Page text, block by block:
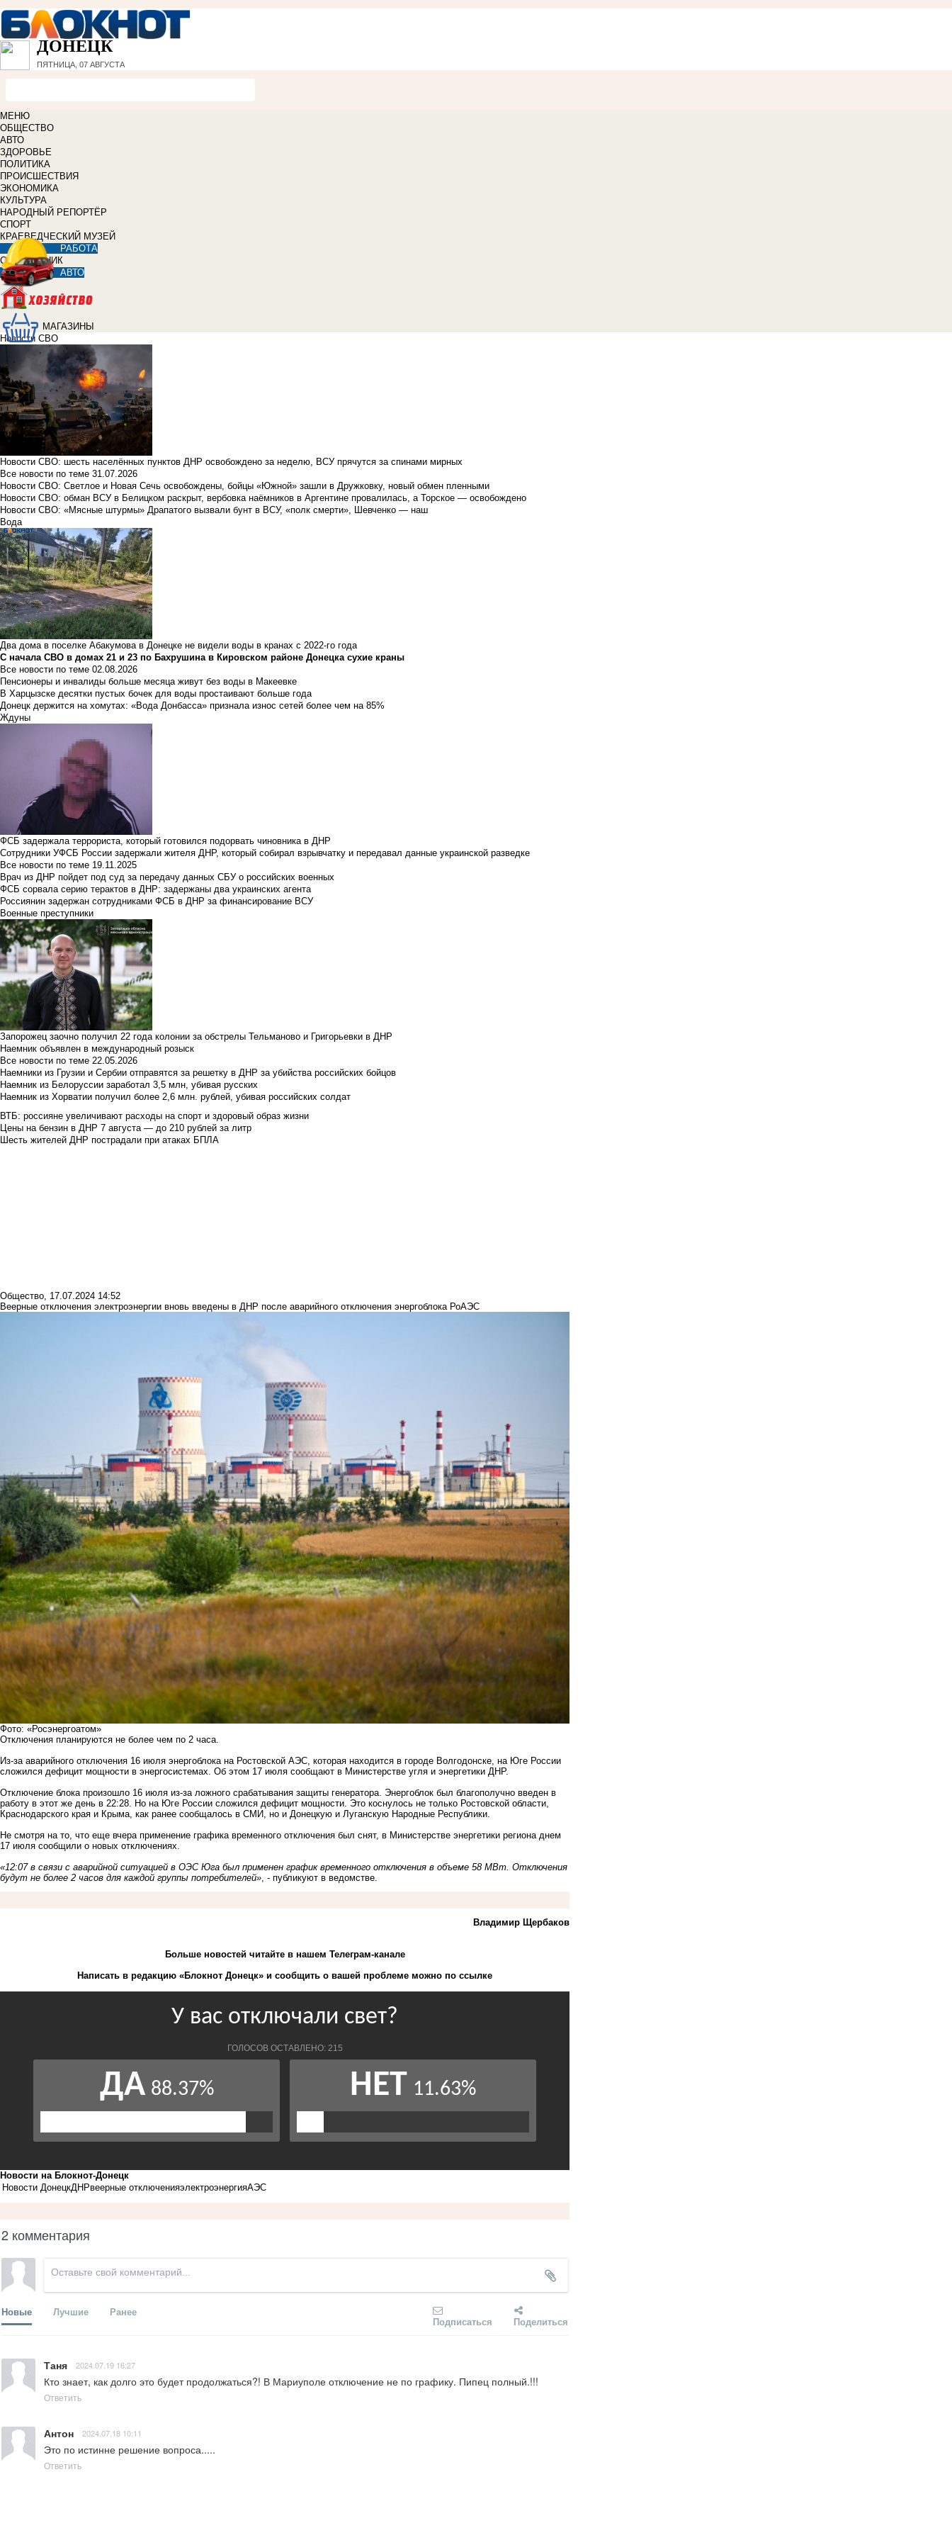
ДОНЕЦК
ПЯТНИЦА, 07 АВГУСТА
МЕНЮ
ОБЩЕСТВО
АВТО
ЗДОРОВЬЕ
ПОЛИТИКА
ПРОИСШЕСТВИЯ
ЭКОНОМИКА
КУЛЬТУРА
НАРОДНЫЙ РЕПОРТЁР
СПОРТ
КРАЕВЕДЧЕСКИЙ МУЗЕЙ
РАБОТА
СПРАВОЧНИК
АВТО
МАГАЗИНЫ
Новости СВО
Новости СВО: шесть населённых пунктов ДНР освобождено за неделю, ВСУ прячутся за спинами мирных
Все новости по теме 31.07.2026
Новости СВО: Светлое и Новая Сечь освобождены, бойцы «Южной» зашли в Дружковку, новый обмен пленными
Новости СВО: обман ВСУ в Белицком раскрыт, вербовка наёмников в Аргентине провалилась, а Торское — освобождено
Новости СВО: «Мясные штурмы» Драпатого вызвали бунт в ВСУ, «полк смерти», Шевченко — наш
Вода
Два дома в поселке Абакумова в Донецке не видели воды в кранах с 2022-го года
С начала СВО в домах 21 и 23 по Бахрушина в Кировском районе Донецка сухие краны
Все новости по теме 02.08.2026
Пенсионеры и инвалиды больше месяца живут без воды в Макеевке
В Харцызске десятки пустых бочек для воды простаивают больше года
Донецк держится на хомутах: «Вода Донбасса» признала износ сетей более чем на 85%
Ждуны
ФСБ задержала террориста, который готовился подорвать чиновника в ДНР
Сотрудники УФСБ России задержали жителя ДНР, который собирал взрывчатку и передавал данные украинской разведке
Все новости по теме 19.11.2025
Врач из ДНР пойдет под суд за передачу данных СБУ о российских военных
ФСБ сорвала серию терактов в ДНР: задержаны два украинских агента
Россиянин задержан сотрудниками ФСБ в ДНР за финансирование ВСУ
Военные преступники
Запорожец заочно получил 22 года колонии за обстрелы Тельманово и Григорьевки в ДНР
Наемник объявлен в международный розыск
Все новости по теме 22.05.2026
Наемники из Грузии и Сербии отправятся за решетку в ДНР за убийства российских бойцов
Наемник из Белоруссии заработал 3,5 млн, убивая русских
Наемник из Хорватии получил более 2,6 млн. рублей, убивая российских солдат
ВТБ: россияне увеличивают расходы на спорт и здоровый образ жизни
Цены на бензин в ДНР 7 августа — до 210 рублей за литр
Шесть жителей ДНР пострадали при атаках БПЛА
Общество 17.07.2024 14:52
Веерные отключения электроэнергии вновь введены в ДНР после аварийного отключения энергоблока РоАЭС
Фото: «Росэнергоатом»
Отключения планируются не более чем по 2 часа.
Из-за аварийного отключения 16 июля энергоблока на Ростовской АЭС, которая находится в городе Волгодонске, на Юге России
сложился дефицит мощности в энергосистемах. Об этом 17 июля сообщают в Министерстве угля и энергетики ДНР.
Отключение блока произошло 16 июля из-за ложного срабатывания защиты генератора. Энергоблок был благополучно введен в
работу в этот же день в 22:28. Но на Юге России сложился дефицит мощности. Это коснулось не только Ростовской области,
Краснодарского края и Крыма, как ранее сообщалось в СМИ, но и Донецкую и Луганскую Народные Республики.
Не смотря на то, что еще вчера применение графика временного отключения был снят, в Министерстве энергетики региона днем
17 июля сообщили о новых отключениях.
«12:07 в связи с аварийной ситуацией в ОЭС Юга был применен график временного отключения в объеме 58 МВт. Отключения
будут не более 2 часов для каждой группы потребителей» , - публикуют в ведомстве.
Владимир Щербаков
Больше новостейчитайте в нашем Телеграм-канале
Написать в редакцию «Блокнот Донецк» и сообщить о вашей проблеме можно по ссылке
Новости на Блoкнoт-Донецк
Новости ДонецкДНРвеерные отключенияэлектроэнергияАЭС
2 комментария
Новые Лучшие Ранее
Подписаться Поделиться
Таня 2024.07.19 16:27
Кто знает, как долго это будет продолжаться?! В Мариуполе отключение не по графику. Пипец полный.!!!
Ответить
Антон 2024.07.18 10:11
Это по истинне решение вопроса.....
Ответить